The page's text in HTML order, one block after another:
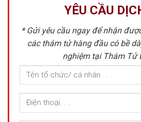
YÊU CẦU
* Gửi yêu cầu ngay để nhận
các thám tử hàng đầu có bề
nghiệm tại Thám Tử